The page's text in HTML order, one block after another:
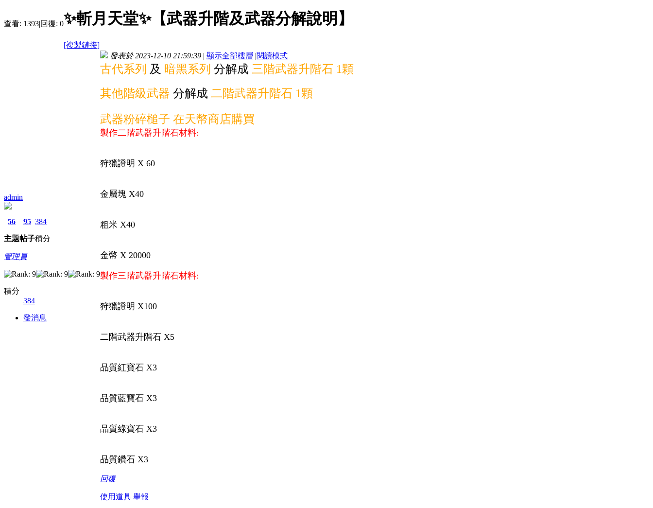
查看: 1393|回復: 0✨斬月天堂✨【武器升階及武器分解說明】
[複製鏈接]
admin
56
主題
95
帖子
384
積分
管理員
積分
384
發消息
發表於 2023-12-10 21:59:39 | 顯示全部樓層 |閱讀模式
古代系列 及 暗黑系列 分解成 三階武器升階石 1顆
其他階級武器 分解成 二階武器升階石 1顆
武器粉碎槌子 在天幣商店購買
製作二階武器升階石材料:
狩獵證明 X 60
金屬塊 X40
粗米 X40
金幣 X 20000
製作三階武器升階石材料:
狩獵證明 X100
二階武器升階石 X5
品質紅寶石 X3
品質藍寶石 X3
品質綠寶石 X3
品質鑽石 X3
回復
使用道具 舉報